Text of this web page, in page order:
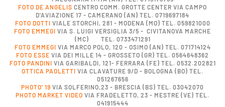
FOTO DE ANGELIS CENTRO COMM. GROTTE CENTER VIA CAMPO
D'AVIAZIONE 17 - CAMERANO (AN) TEL. 0719697184
FOTO DOTTI VIALE STORCHI, 281 - MODENA (MO) TEL. 059821000
FOTO EMMEGI VIA S. LUIGI VERSIGLIA 3/5 - CIVITANOVA MARCHE
(MC) TEL. 0733471291
FOTO EMMEGI VIA MARCO POLO, 120 - OSIMO (AN) TEL. 071714124
FOTO ESSE VIA DEI MILLE 14 - GROSSETO (GR) TEL. 0564648362
FOTO PANDINI VIA GARIBALDI, 121- FERRARA (FE) TEL. 0532.202821
OTTICA PAOLETTI VIA CLAVATURE 9/D - BOLOGNA (BO) TEL.
051267656
PHOTO' 19 VIA SOLFERINO,23 - BRESCIA (BS) TEL. 03042070
PHOTO MARKET VIDEO VIA FRADELETTO, 23 - MESTRE (VE) TEL.
041915444